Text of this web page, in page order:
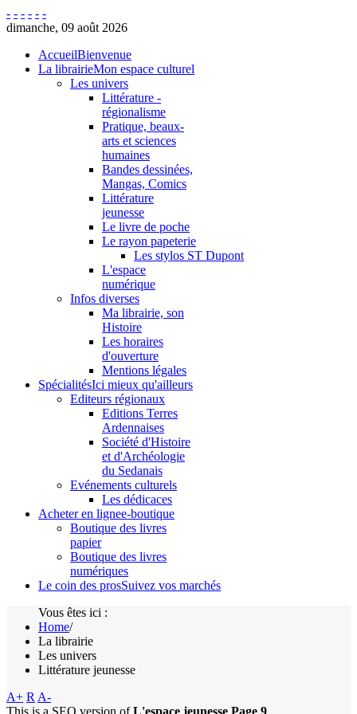
- - - - - -
dimanche, 09 août 2026
AccueilBienvenue
La librairieMon espace culturel
Les univers
Littérature -
régionalisme
Pratique, beaux-
arts et sciences
humaines
Bandes dessinées,
Mangas, Comics
Littérature
jeunesse
Le livre de poche
Le rayon papeterie
Les stylos ST Dupont
L'espace
numérique
Infos diverses
Ma librairie, son
Histoire
Les horaires
d'ouverture
Mentions légales
SpécialitésIci mieux qu'ailleurs
Editeurs régionaux
Editions Terres
Ardennaises
Société d'Histoire
et d'Archéologie
du Sedanais
Evénements culturels
Les dédicaces
Acheter en lignee-boutique
Boutique des livres
papier
Boutique des livres
numériques
Le coin des prosSuivez vos marchés
Vous êtes ici :
Home/
La librairie
Les univers
Littérature jeunesse
A+ R A-
This is a SEO version ofL'espace jeunesse Page 9